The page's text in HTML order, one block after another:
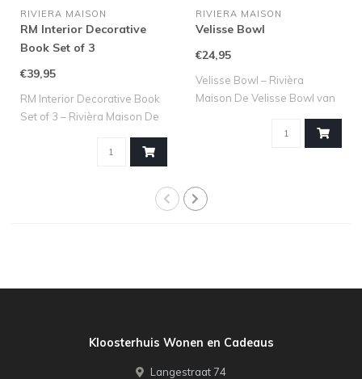
RIVIERA MAISON
RM Interior Decorative
Book Set of 3
€39,95
RM Interior Decorative Book
Set of 3 – Rivièra Maison De
RIVIERA MAISON
Velisse Bowl
€24,95
Velisse Bowl – Rivièra
Maison De Velisse Bowl van
Kloosterhuis Wonen en Cadeaus
Langestraat 74